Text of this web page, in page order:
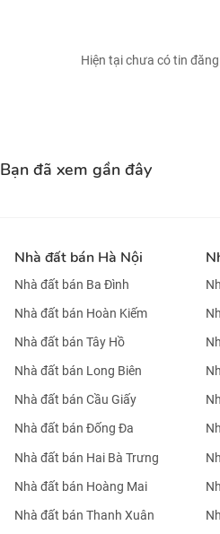
Hiện tại chưa có tin
Bạn đã xem gần đây
Nhà đất bán Hà Nội
Nhà đất bán Ba Đình
Nhà đất bán Hoàn Kiếm
Nhà đất bán Tây Hồ
Nhà đất bán Long Biên
Nhà đất bán Cầu Giấy
Nhà đất bán Đống Đa
Nhà đất bán Hai Bà Trưng
Nhà đất bán Hoàng Mai
Nhà đất bán Thanh Xuân